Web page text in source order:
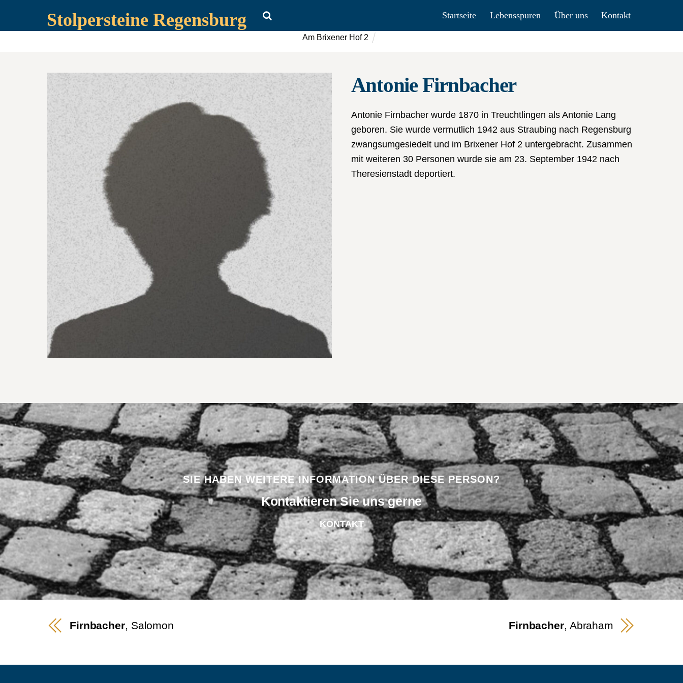
Stolpersteine Regensburg Startseite Lebensspuren Über uns Kontakt
Am Brixener Hof 2
Antonie Firnbacher
Antonie Firnbacher wurde 1870 in Treuchtlingen als Antonie Lang
geboren. Sie wurde vermutlich 1942 aus Straubing nach Regensburg
zwangsumgesiedelt und im Brixener Hof 2 untergebracht. Zusammen
mit weiteren 30 Personen wurde sie am 23. September 1942 nach
Theresienstadt deportiert.
SIE HABEN WEITERE INFORMATION ÜBER DIESE PERSON?
Kontaktieren Sie uns gerne
KONTAKT
Firnbacher, Salomon Firnbacher, Abraham